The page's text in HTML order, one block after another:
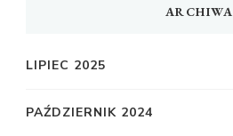
ARCHIWA
LIPIEC 2025
PAŹDZIERNIK 2024